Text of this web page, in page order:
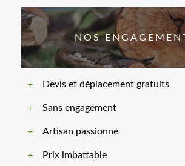
NOS
Devis et déplacement gratuits
Sans engagement
Artisan passionné
Prix imbattable